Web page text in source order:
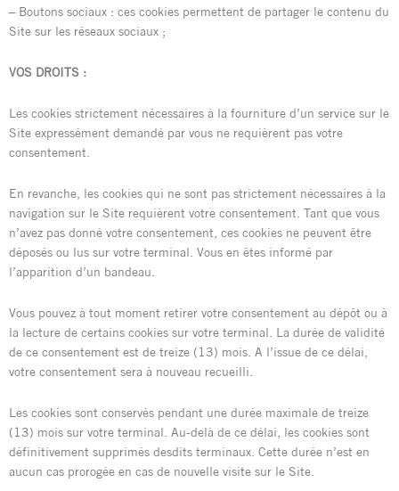
– Boutons sociaux : ces cookies permettent de partager le contenu du
Site sur les réseaux sociaux ;
VOS DROITS :
Les cookies strictement nécessaires à la fourniture d’un service sur le
Site expressément demandé par vous ne requièrent pas votre
consentement.
En revanche, les cookies qui ne sont pas strictement nécessaires à la
navigation sur le Site requièrent votre consentement. Tant que vous
n’avez pas donné votre consentement, ces cookies ne peuvent être
déposés ou lus sur votre terminal. Vous en êtes informé par
l’apparition d’un bandeau.
Vous pouvez à tout moment retirer votre consentement au dépôt ou à
la lecture de certains cookies sur votre terminal. La durée de validité
de ce consentement est de treize (13) mois. A l’issue de ce délai,
votre consentement sera à nouveau recueilli.
Les cookies sont conservés pendant une durée maximale de treize
(13) mois sur votre terminal. Au-delà de ce délai, les cookies sont
définitivement supprimés desdits terminaux. Cette durée n’est en
aucun cas prorogée en cas de nouvelle visite sur le Site.